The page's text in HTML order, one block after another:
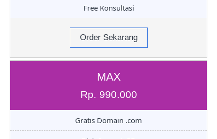
Free Konsultasi
Order Sekarang
MAX
Rp. 990.000
Gratis Domain .com